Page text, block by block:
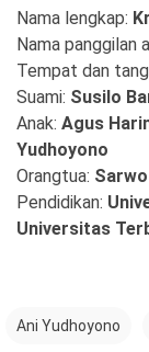
Nama lengkap:
Nama panggilan
Tempat dan
Suami: Susilo
Anak: Agus
Yudhoyono
Orangtua:
Pendidikan:
Universitas
Ani Yudhoyono